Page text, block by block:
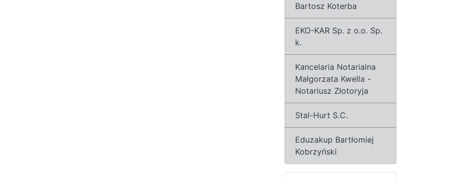
Bartosz Koterba
EKO-KAR Sp. z o.o. Sp.
k.
Kancelaria Notarialna
Małgorzata Kwella -
Notariusz Złotoryja
Stal-Hurt S.C.
Eduzakup Bartłomiej
Kobrzyński